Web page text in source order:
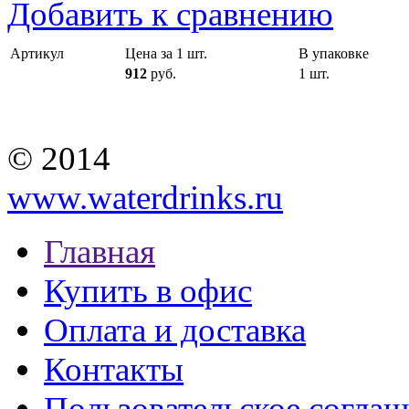
Добавить к сравнению
Артикул Цена за 1 шт.
В упаковке
912 руб. 1 шт.
© 2014
www.waterdrinks.ru
Главная
Купить в офис
Оплата и доставка
Контакты